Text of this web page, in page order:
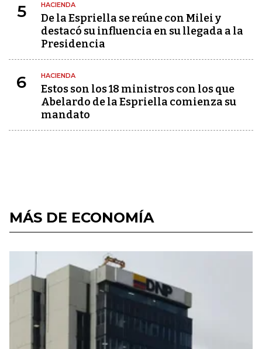
5 HACIENDA
De la Espriella se reúne con Milei y
destacó su influencia en su llegada a la
Presidencia
6 HACIENDA
Estos son los 18 ministros con los que
Abelardo de la Espriella comienza su
mandato
MÁS DE ECONOMÍA